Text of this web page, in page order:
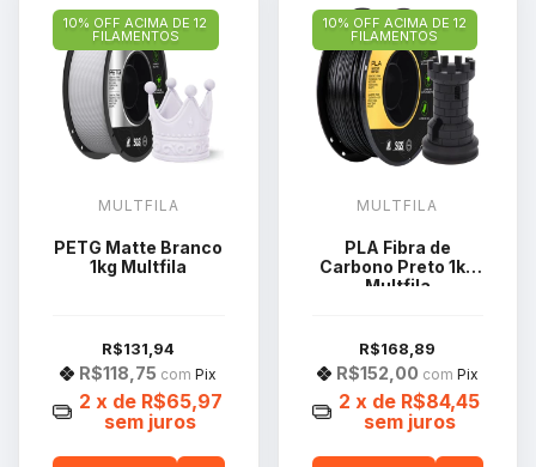
10% OFF ACIMA DE 12
FILAMENTOS
MULTFILA
PETG Matte Branco
1kg Multfila
R$131,94
R$118,75 com Pix
2 x de R$65,97
sem juros
10% OFF ACIMA DE 12
FILAMENTOS
MULTFILA
PLA Fibra de
Carbono Preto 1kg
Multfila
R$168,89
R$152,00 com Pix
2 x de R$84,45
sem juros